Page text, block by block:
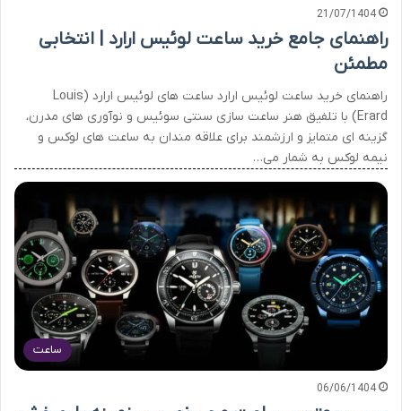
21/07/1404
راهنمای جامع خرید ساعت لوئیس ارارد | انتخابی
مطمئن
راهنمای خرید ساعت لوئیس ارارد ساعت های لوئیس ارارد (Louis
Erard) با تلفیق هنر ساعت سازی سنتی سوئیس و نوآوری های مدرن،
گزینه ای متمایز و ارزشمند برای علاقه مندان به ساعت های لوکس و
نیمه لوکس به شمار می…
ساعت
06/06/1404